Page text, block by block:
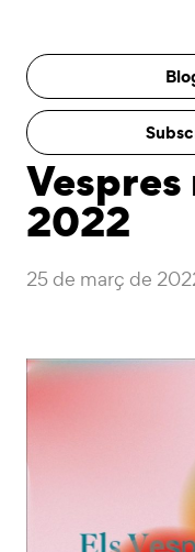
2022
25 de març de